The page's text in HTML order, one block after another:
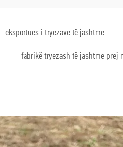
eksportues i tryezave të jashtme
fabrikë tryezash të jashtme prej